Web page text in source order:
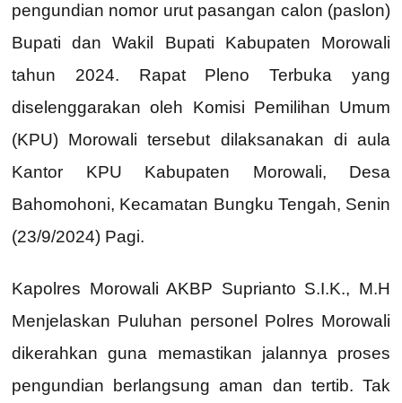
pengundian nomor urut pasangan calon (paslon)
Bupati dan Wakil Bupati Kabupaten Morowali
tahun 2024. Rapat Pleno Terbuka yang
diselenggarakan oleh Komisi Pemilihan Umum
(KPU) Morowali tersebut dilaksanakan di aula
Kantor KPU Kabupaten Morowali, Desa
Bahomohoni, Kecamatan Bungku Tengah, Senin
(23/9/2024) Pagi.
Kapolres Morowali AKBP Suprianto S.I.K., M.H
Menjelaskan Puluhan personel Polres Morowali
dikerahkan guna memastikan jalannya proses
pengundian berlangsung aman dan tertib. Tak